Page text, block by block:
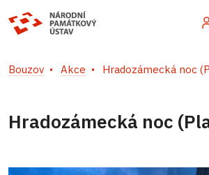
Bouzov Akce Hradozámecká noc
Hradozámecká noc